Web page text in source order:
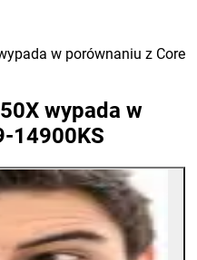
w porównaniu z Core
wypada w
14900KS